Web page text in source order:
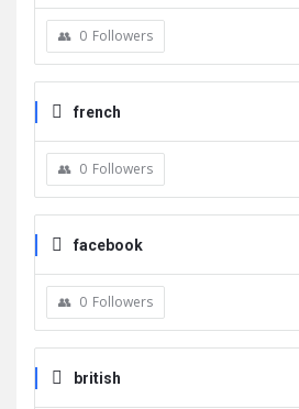
0 Followers
french
0 Followers
facebook
0 Followers
british